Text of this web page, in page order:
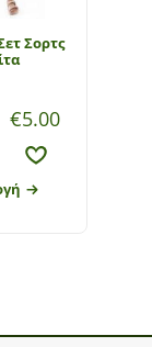
Σορτς
€5.00